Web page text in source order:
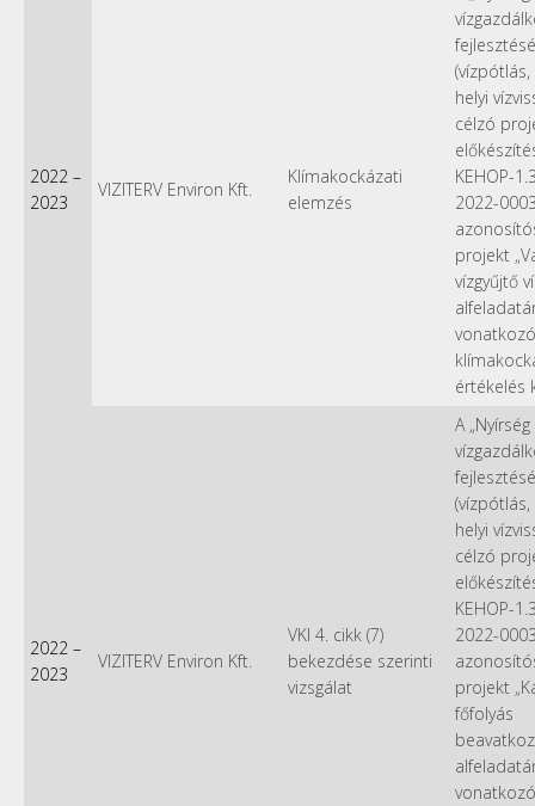
2022 –
2023
VIZITERV Environ Kft.
Klímakockázati
elemzés
helyi
célzó
KEHOP-
2022-
projekt
vízgyűjtő
értékelés
2022 –
2023
VIZITERV Environ Kft.
VKI 4. cikk (7)
bekezdése szerinti
vizsgálat
A „Nyírség
helyi
célzó
KEHOP-
2022-
projekt
főfolyás